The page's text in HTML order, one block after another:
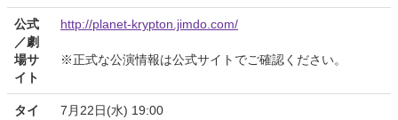
公式
／劇
場サ
イト
http://planet-krypton.jimdo.com/
※正式な公演情報は公式サイトでご確認ください。
タイ
7月22日(水) 19:00